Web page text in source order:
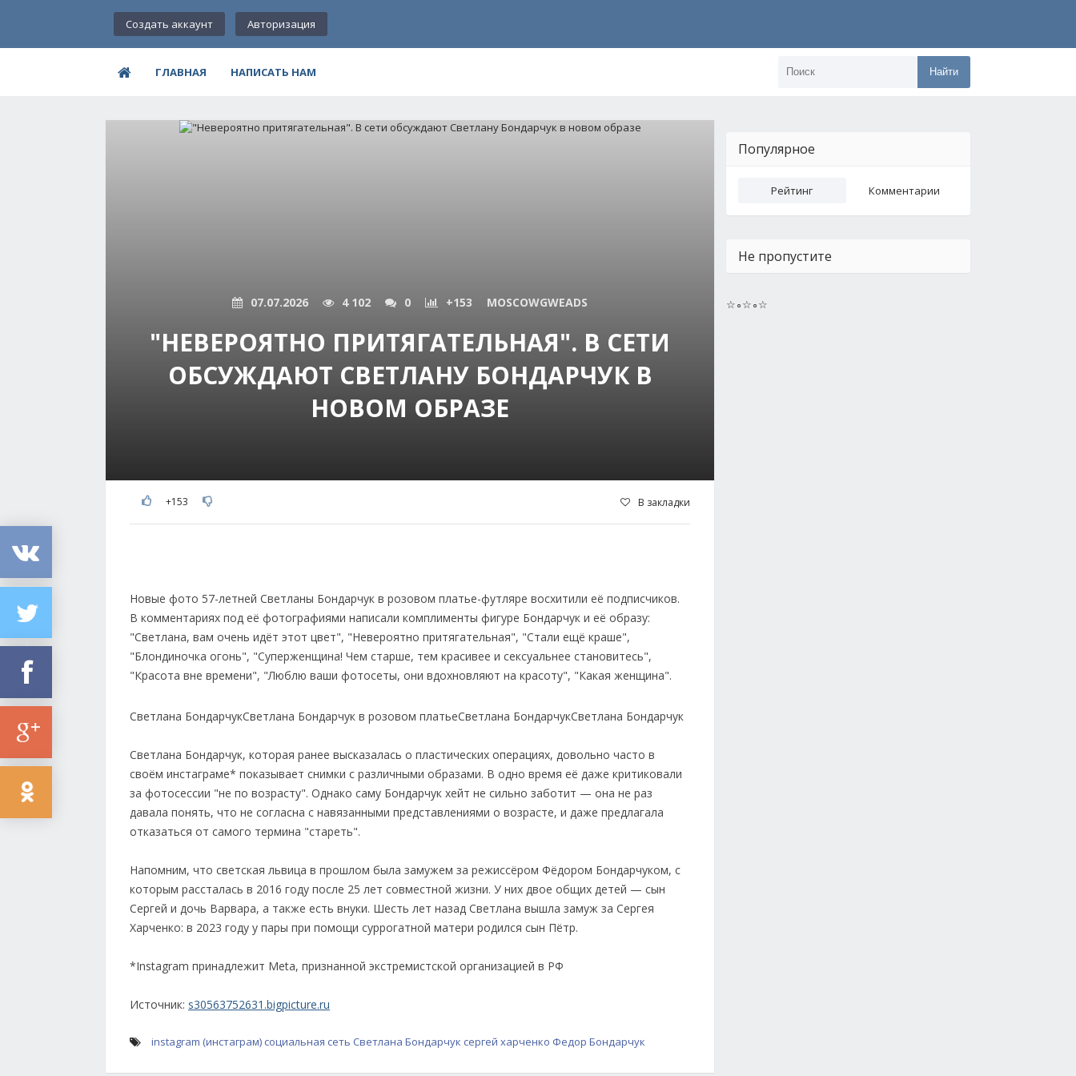
Создать аккаунт Авторизация
ГЛАВНАЯ НАПИСАТЬ НАМ Найти
07.07.2026 4 102 0 +153 MOSCOWGWEADS
"НЕВЕРОЯТНО ПРИТЯГАТЕЛЬНАЯ". В СЕТИ
ОБСУЖДАЮТ СВЕТЛАНУ БОНДАРЧУК В
НОВОМ ОБРАЗЕ
+153 В закладки
Новые фото 57-летней Светланы Бондарчук в розовом платье-футляре восхитили её подписчиков.
В комментариях под её фотографиями написали комплименты фигуре Бондарчук и её образу:
"Светлана, вам очень идёт этот цвет", "Невероятно притягательная", "Стали ещё краше",
"Блондиночка огонь", "Суперженщина! Чем старше, тем красивее и сексуальнее становитесь",
"Красота вне времени", "Люблю ваши фотосеты, они вдохновляют на красоту", "Какая женщина".
Светлана БондарчукСветлана Бондарчук в розовом платьеСветлана БондарчукСветлана Бондарчук
Светлана Бондарчук, которая ранее высказалась о пластических операциях, довольно часто в
своём инстаграме* показывает снимки с различными образами. В одно время её даже критиковали
за фотосессии "не по возрасту". Однако саму Бондарчук хейт не сильно заботит — она не раз
давала понять, что не согласна с навязанными представлениями о возрасте, и даже предлагала
отказаться от самого термина "стареть".
Напомним, что светская львица в прошлом была замужем за режиссёром Фёдором Бондарчуком, с
которым рассталась в 2016 году после 25 лет совместной жизни. У них двое общих детей — сын
Сергей и дочь Варвара, а также есть внуки. Шесть лет назад Светлана вышла замуж за Сергея
Харченко: в 2023 году у пары при помощи суррогатной матери родился сын Пётр.
*Instagram принадлежит Meta, признанной экстремистской организацией в РФ
Источник: s30563752631.bigpicture.ru
instagram (инстаграм) социальная сеть Светлана Бондарчук сергей харченко Федор Бондарчук
Популярное
Рейтинг Комментарии
Не пропустите
☆∘☆∘☆